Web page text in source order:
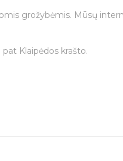
grožybėmis. Mūsų
Klaipėdos krašto.